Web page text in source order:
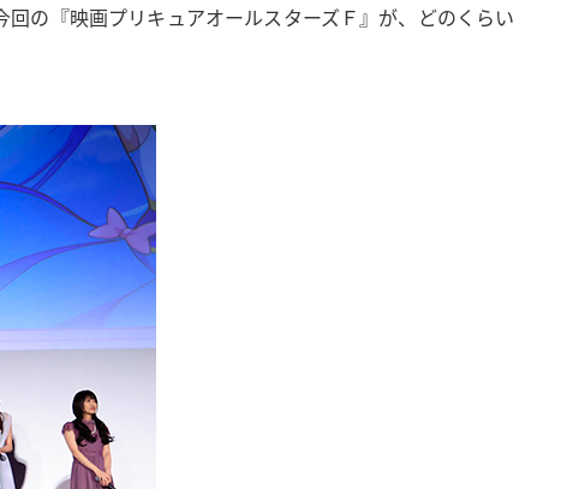
の『映画プリキュアオールスターズＦ』が、どのくらい